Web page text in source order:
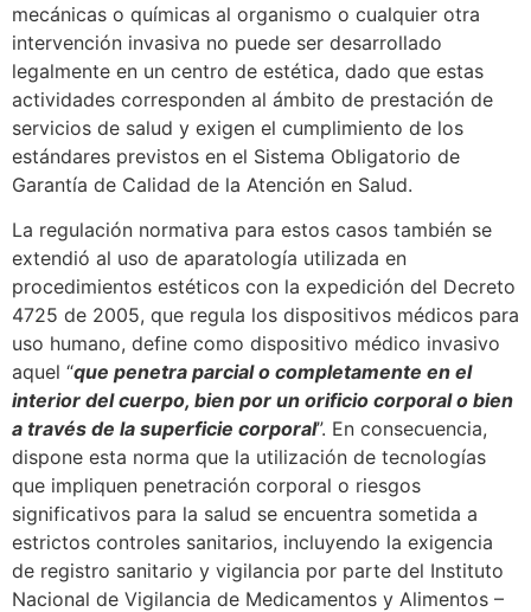
mecánicas o químicas al organismo o cualquier otra
intervención invasiva no puede ser desarrollado
legalmente en un centro de estética, dado que estas
actividades corresponden al ámbito de prestación de
servicios de salud y exigen el cumplimiento de los
estándares previstos en el Sistema Obligatorio de
Garantía de Calidad de la Atención en Salud.
La regulación normativa para estos casos también se
extendió al uso de aparatología utilizada en
procedimientos estéticos con la expedición del Decreto
4725 de 2005, que regula los dispositivos médicos para
uso humano, define como dispositivo médico invasivo
aquel “que penetra parcial o completamente en el
interior del cuerpo, bien por un orificio corporal o bien
a través de la superficie corporal”. En consecuencia,
dispone esta norma que la utilización de tecnologías
que impliquen penetración corporal o riesgos
significativos para la salud se encuentra sometida a
estrictos controles sanitarios, incluyendo la exigencia
de registro sanitario y vigilancia por parte del Instituto
Nacional de Vigilancia de Medicamentos y Alimentos –